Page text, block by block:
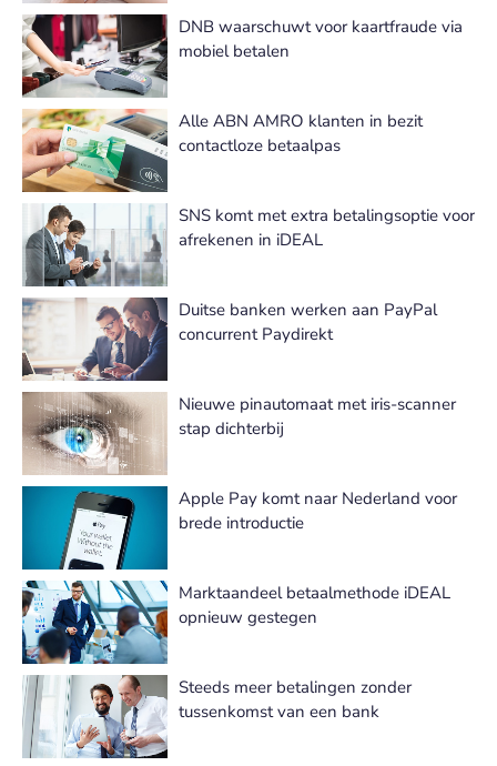
DNB waarschuwt voor kaartfraude via
mobiel betalen
Alle ABN AMRO klanten in bezit
contactloze betaalpas
SNS komt met extra betalingsoptie voor
afrekenen in iDEAL
Duitse banken werken aan PayPal
concurrent Paydirekt
Nieuwe pinautomaat met iris-scanner
stap dichterbij
Apple Pay komt naar Nederland voor
brede introductie
Marktaandeel betaalmethode iDEAL
opnieuw gestegen
Steeds meer betalingen zonder
tussenkomst van een bank